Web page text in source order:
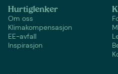
Hurtiglenker
Om oss
Klimakompensasjon
EE-avfall
Inspirasjon